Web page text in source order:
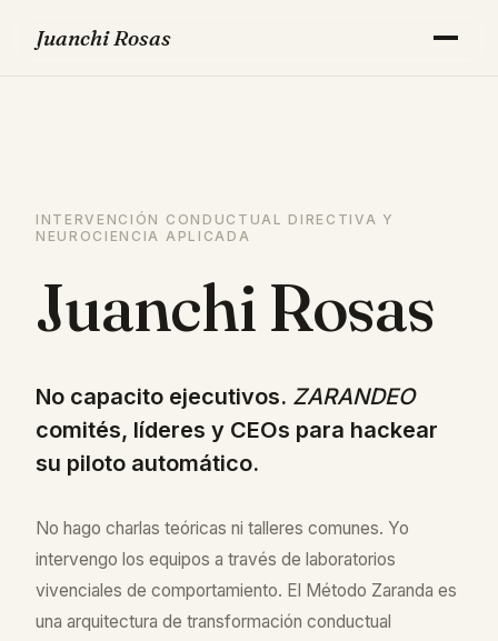
Juanchi Rosas
SOLUCIONES
QUIÉN SOY
INTERVENCIÓN CONDUCTUAL DIRECTIVA Y
NEUROCIENCIA APLICADA
Juanchi Rosas
No capacito ejecutivos. ZARANDEO
comités, líderes y CEOs para hackear
su piloto automático.
No hago charlas teóricas ni talleres comunes. Yo
intervengo los equipos a través de laboratorios
vivenciales de comportamiento. El Método Zaranda es
una arquitectura de transformación conductual